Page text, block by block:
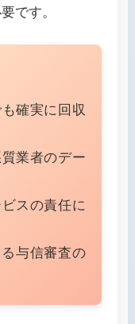
です。
確実に回収
質業者のデー
ビスの責任に
る与信審査の